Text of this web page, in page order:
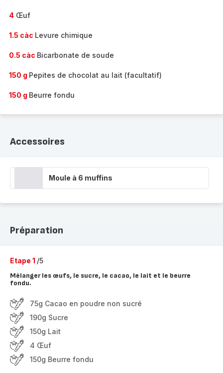
4 Œuf
1.5 càc Levure chimique
0.5 càc Bicarbonate de soude
150 g Pepites de chocolat au lait (facultatif)
150 g Beurre fondu
Accessoires
Moule à 6 muffins
Préparation
Etape 1 /5
Mélanger les œufs, le sucre, le cacao, le lait et le beurre
fondu.
75g Cacao en poudre non sucré
190g Sucre
150g Lait
4 Œuf
150g Beurre fondu